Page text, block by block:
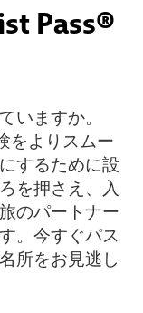
Pass®
いますか。
をよりスムー
するために設
を押さえ、入
のパートナー
。今すぐパス
所をお見逃し